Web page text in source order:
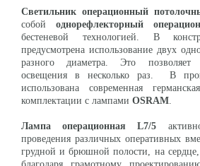
Светильник операционный
собой однорефлекторный
бестеневой технологией. В
предусмотрена использование двух
разного диаметра. Это позволяет
освещения в несколько раз. В
использована современная
комплектации с лампами OSRAM.
Лампа операционная L7/5
проведения различных оперативных
грудной и брюшной полости, на